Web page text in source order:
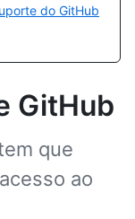
do GitHub
GitHub
que
ao